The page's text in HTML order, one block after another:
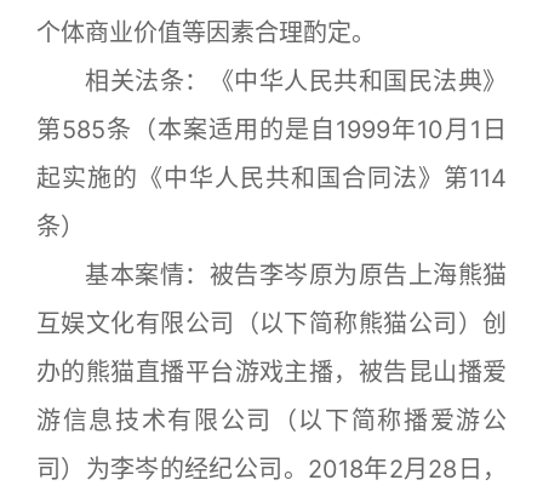
个体商业价值等因素合理酌定。
相关法条：《中华人民共和国民法典》
第585条（本案适用的是自1999年10月1日
起实施的《中华人民共和国合同法》第114
条）
基本案情：被告李岑原为原告上海熊猫
互娱文化有限公司（以下简称熊猫公司）创
办的熊猫直播平台游戏主播，被告昆山播爱
游信息技术有限公司（以下简称播爱游公
司）为李岑的经纪公司。2018年2月28日，